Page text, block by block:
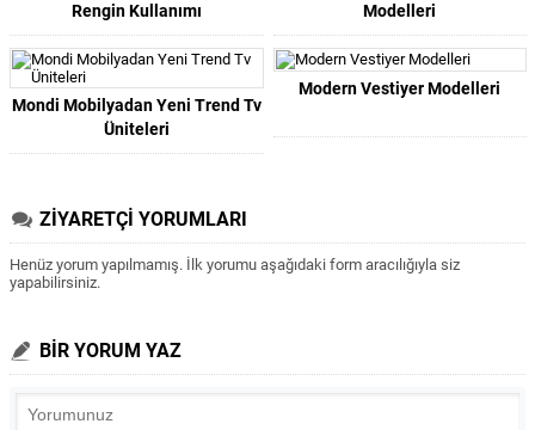
Rengin Kullanımı
Modelleri
Mondi Mobilyadan Yeni Trend Tv
Üniteleri
Modern Vestiyer Modelleri
ZİYARETÇİ YORUMLARI
Henüz yorum yapılmamış. İlk yorumu aşağıdaki form aracılığıyla siz
yapabilirsiniz.
BİR YORUM YAZ